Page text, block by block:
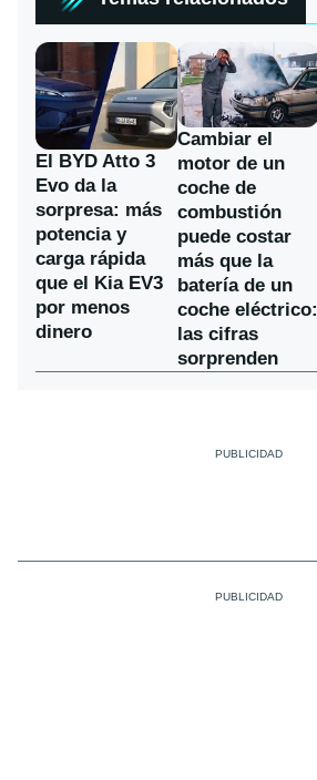
El BYD Atto 3
Evo da la
sorpresa: más
potencia y
carga rápida
que el Kia EV3
por menos
dinero
Cambiar el
motor de un
coche de
combustión
puede costar
más que la
batería de un
coche eléctrico:
las cifras
sorprenden